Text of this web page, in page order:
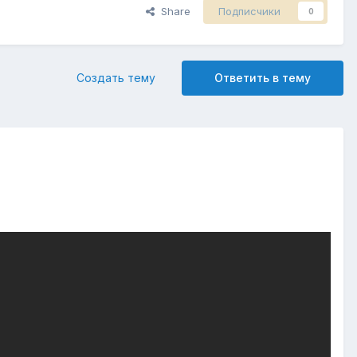
Share Подписчики 0
Ответить в тему
Создать тему